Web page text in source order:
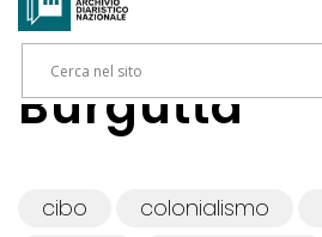
Burgutta
cibo colonialismo